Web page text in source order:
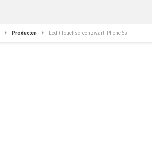
Producten Lcd + Touchscreen zwart iPhone 6s